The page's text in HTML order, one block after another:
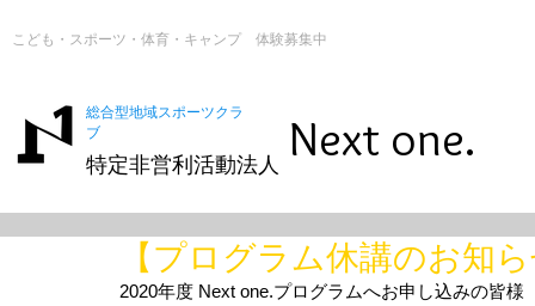
こども・スポーツ・体育・キャンプ 体験募集中
総合型地域スポーツクラ
ブ
特定非営利活動法人 Next one.
【プログラム休講のお知
2020年度 Next one.プログラムへお申し込みの皆様